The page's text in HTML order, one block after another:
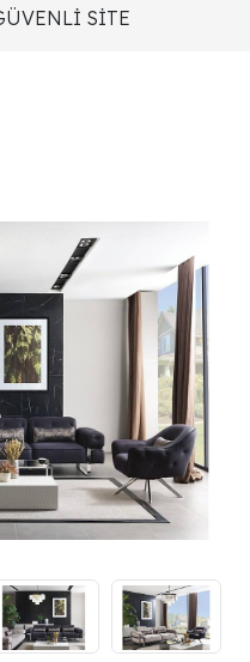
SİTE